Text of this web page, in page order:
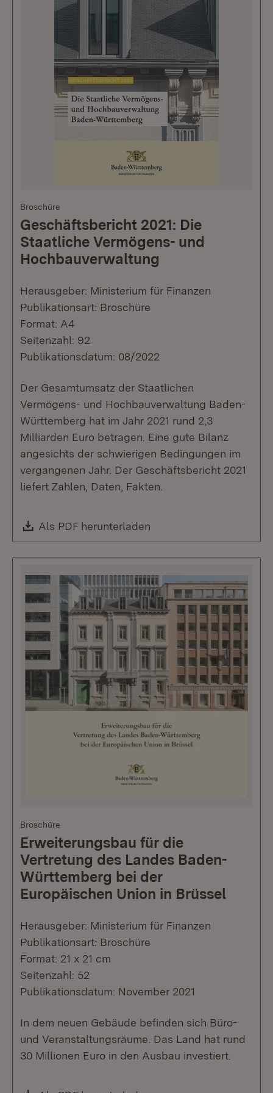
Broschüre
Geschäftsbericht 2021: Die
Staatliche Vermögens- und
Hochbauverwaltung
Herausgeber: Ministerium für Finanzen
Publikationsart: Broschüre
Format: A4
Seitenzahl: 92
Publikationsdatum: 08/2022
Der Gesamtumsatz der Staatlichen
Vermögens- und Hochbauverwaltung Baden-
Württemberg hat im Jahr 2021 rund 2,3
Milliarden Euro betragen. Eine gute Bilanz
angesichts der schwierigen Bedingungen im
vergangenen Jahr. Der Geschäftsbericht 2021
liefert Zahlen, Daten, Fakten.
Download:
Als PDF herunterladen
Broschüre
Erweiterungsbau für die
Vertretung des Landes Baden-
Württemberg bei der
Europäischen Union in Brüssel
Herausgeber: Ministerium für Finanzen
Publikationsart: Broschüre
Format: 21 x 21 cm
Seitenzahl: 52
Publikationsdatum: November 2021
In dem neuen Gebäude befinden sich Büro-
und Veranstaltungsräume. Das Land hat rund
30 Millionen Euro in den Ausbau investiert.